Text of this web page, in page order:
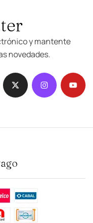
y mantente
novedades.